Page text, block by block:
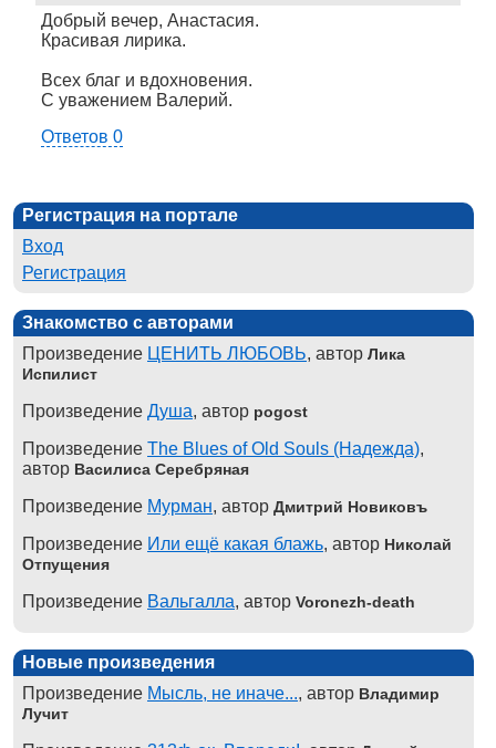
Добрый вечер, Анастасия.
Красивая лирика.
Всех благ и вдохновения.
С уважением Валерий.
Ответов 0
Регистрация на портале
Вход
Регистрация
Знакомство с авторами
Произведение ЦЕНИТЬ ЛЮБОВЬ, автор Лика
Испилист
Произведение Душа, автор pogost
Произведение The Blues of Old Souls (Надежда),
автор Василиса Серебряная
Произведение Мурман, автор Дмитрий Новиковъ
Произведение Или ещё какая блажь, автор Николай
Отпущения
Произведение Вальгалла, автор Voronezh-death
Новые произведения
Произведение Мысль, не иначе..., автор Владимир
Лучит